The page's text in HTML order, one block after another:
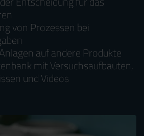
von Prozessen bei
auf andere Produkte
mit Versuchsaufbauten,
und Videos